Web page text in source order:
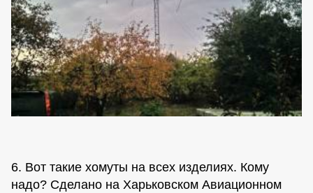
6. Вот такие хомуты на всех изделиях. Кому
надо? Сделано на Харьковском Авиационном